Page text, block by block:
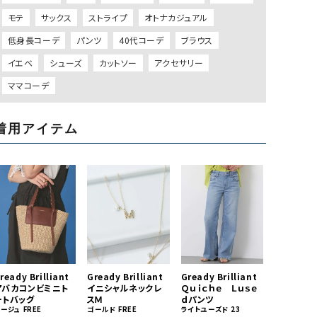
モテ
サックス ストライプ
オトナカジュアル
低身長コーデ
パンツ 40代コーデ
ブラウス
イエベ
シューズ カットソー
アクセサリー
ママコーデ
用アイテム
Brilliant
カコンビミニト
バッグ
ジュ FREE
Gready Brilliant
イニシャルネックレ
スＭ
ゴールド FREE
Gready Brilliant
Ｑｕｉｃｈｅ Ｌｕｓｅ
ｄパンツ
ライトユーズド 23